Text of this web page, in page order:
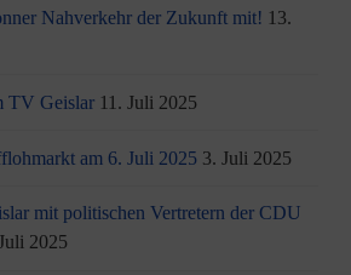
Nahverkehr der Zukunft mit! 13.
TV Geislar 11. Juli 2025
am 6. Juli 2025 3. Juli 2025
mit politischen Vertretern der CDU
2025